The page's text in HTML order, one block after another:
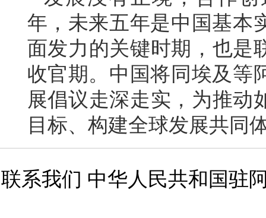
年，未来五年是中国基本
面发力的关键时期，也是
收官期。中国将同埃及等
展倡议走深走实，为推动
目标、构建全球发展共同
联系我们 中华人民共和国驻